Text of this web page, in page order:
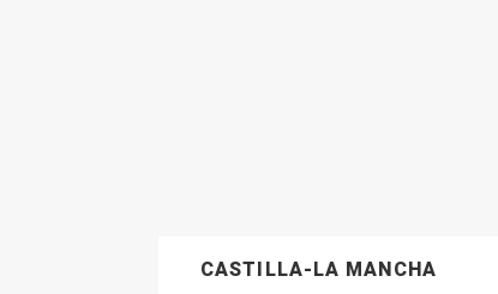
CASTILLA-LA MANCHA